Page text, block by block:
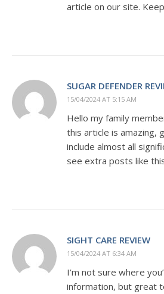
article on our site.
SUGAR DEFENDER
15/04/2024 AT 5:15 AM
Hello my family
this article is amazing,
include almost all
see extra posts like
SIGHT CARE REVIEW
15/04/2024 AT 6:34 AM
I’m not sure where
information, but great